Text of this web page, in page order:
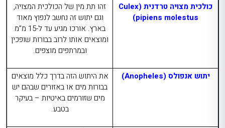
כולכית מצויה טרדנית (Culex
pipiens molestus
)
זהו תת מין של הכולכית המצויה,
וגם יתוש זה נחשב לנפוץ מאוד
בארץ. אורכו מגיע עד ל-15 מ”מ
ומוצאים אותו לרוב בבורות שופכין
ובמרתפים מוצפים.
יתוש אנפולס (Anopheles
)
את היתוש הזה בדרך כלל מוצאים
בבורות מים או באזורים שבהם יש
מים שזורמים באיטיות – בעיקר
בטבע.